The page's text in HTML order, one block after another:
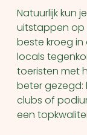
Natuurlijk kun
uitstappen op
beste kroeg in
locals
toeristen met
beter gezegd:
clubs of
een